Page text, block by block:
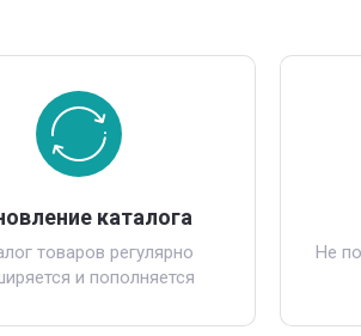
каталога
товаров регулярно
и пополняется
Не